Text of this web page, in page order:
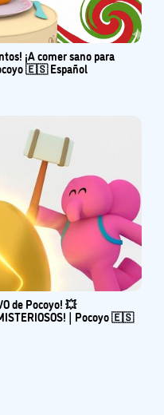
¡A comer sano para
🇪🇸 Español
de Pocoyo! 💥
| Pocoyo 🇪🇸